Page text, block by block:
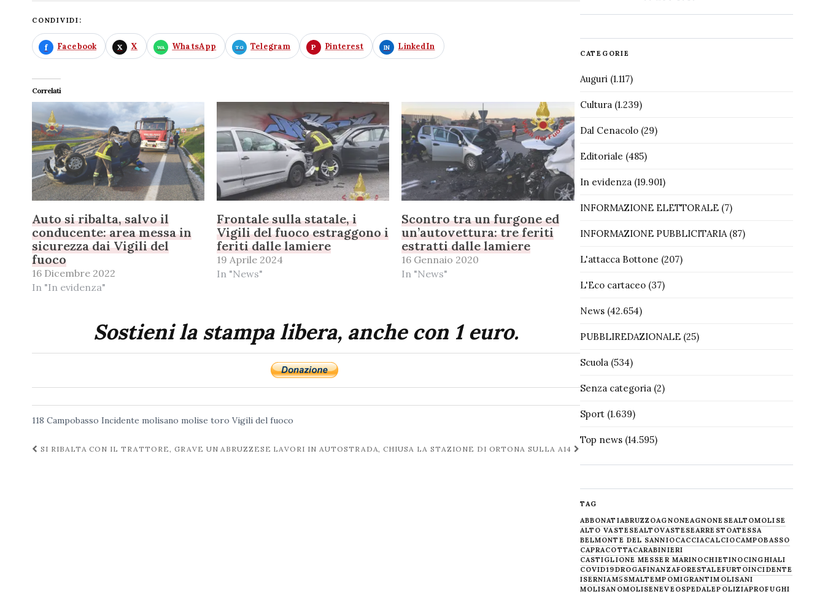
CONDIVIDI:
Facebook X WhatsApp Telegram Pinterest LinkedIn
Correlati
Auto si ribalta, salvo il
conducente: area messa in
sicurezza dai Vigili del
fuoco
16 Dicembre 2022
In "In evidenza"
Frontale sulla statale, i
Vigili del fuoco estraggono i
feriti dalle lamiere
19 Aprile 2024
In "News"
Scontro tra un furgone ed
un’autovettura: tre feriti
estratti dalle lamiere
16 Gennaio 2020
In "News"
Sostieni la stampa libera, anche con 1 euro.
118 Campobasso Incidente molisano molise toro Vigili del fuoco
Navigazione
SI RIBALTA CON IL TRATTORE, GRAVE UN ABRUZZESE LAVORI IN AUTOSTRADA, CHIUSA LA STAZIONE DI ORTONA SULLA A14
CATEGORIE
Auguri(1.117)
Cultura(1.239)
Dal Cenacolo(29)
Editoriale (485)
In evidenza(19.901)
INFORMAZIONE ELETTORALE(7)
INFORMAZIONE PUBBLICITARIA(87)
L'attacca Bottone (207)
L'Eco cartaceo(37)
News(42.654)
PUBBLIREDAZIONALE(25)
Scuola(534)
Senza categoria(2)
Sport(1.639)
Top news(14.595)
TAG
ABBONATIABRUZZOAGNONEAGNONESEALTOMOLISE
ALTO VASTESEALTOVASTESEARRESTOATESSA
BELMONTE DEL SANNIOCACCIACALCIOCAMPOBASSO
CAPRACOTTACARABINIERI
CASTIGLIONE MESSER MARINOCHIETINOCINGHIALI
COVID19DROGAFINANZAFORESTALEFURTOINCIDENTE
ISERNIAM5SMALTEMPOMIGRANTIMOLISANI
MOLISANOMOLISENEVE OSPEDALEPOLIZIAPROFUGHI